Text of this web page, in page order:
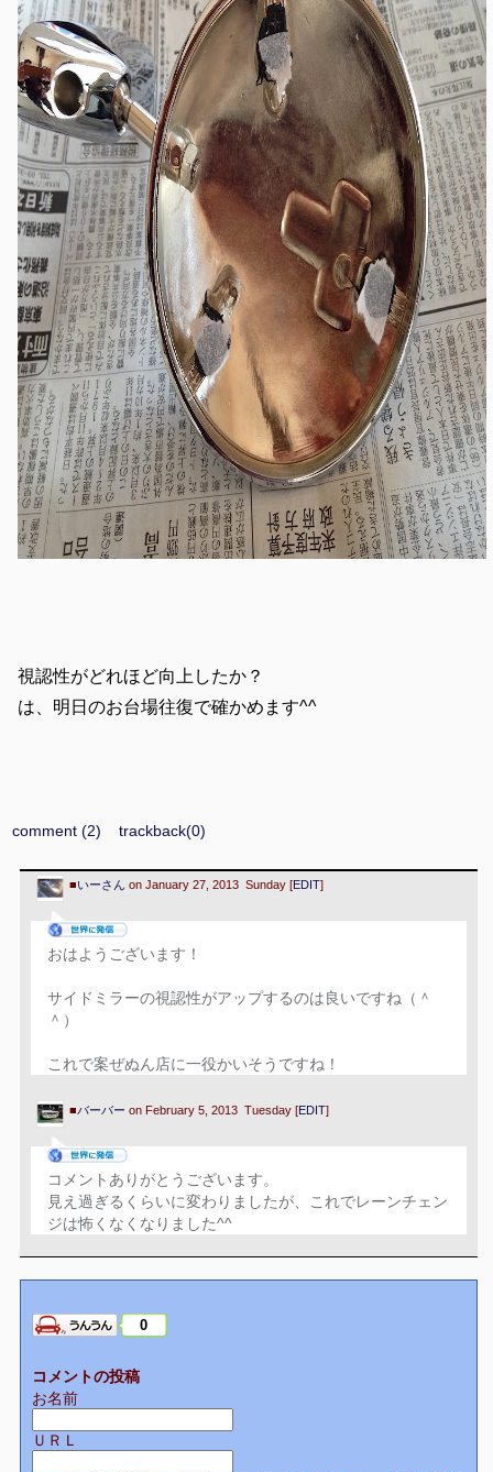
視認性がどれほど向上したか？
は、明日のお台場往復で確かめます^^
comment (2) trackback(0)
■いーさん on January 27, 2013 Sunday [EDIT]
おはようございます！
サイドミラーの視認性がアップするのは良いですね（＾
＾）
これで案ぜぬん店に一役かいそうですね！
■バーバー on February 5, 2013 Tuesday [EDIT]
コメントありがとうございます。
見え過ぎるくらいに変わりましたが、これでレーンチェン
ジは怖くなくなりました^^
0
コメントの投稿
お名前
ＵＲＬ